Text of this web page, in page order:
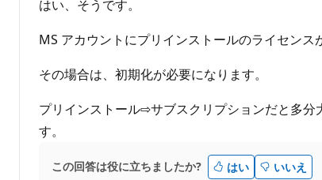
はい、そうです。
MS アカウントにプリインストールのライセンス
その場合は、初期化が必要になります。
プリインストール⇨サブスクリプションだと多
す。
この回答は役に立ちましたか? はい いいえ